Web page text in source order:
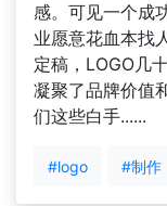
感。可见一个成
业愿意花血本找
定稿，LOGO几
凝聚了品牌价
们这些白手......
#logo #制作